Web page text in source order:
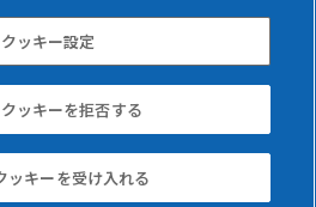
シャルメディアポリシー
Kasei Construction Materials
All rights reserved.
クッキー設定
ッキーを拒否する
ッキーを受け入れる